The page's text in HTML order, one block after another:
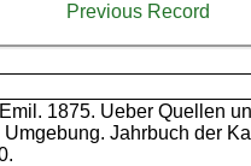
Previous Record
1875. Ueber Quellen
Umgebung. Jahrbuch der